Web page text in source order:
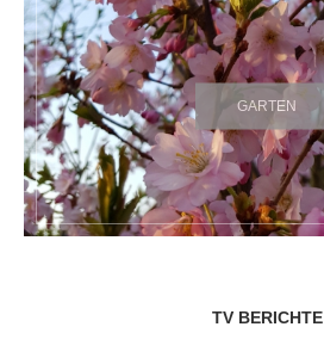
GARTEN
TV BERICHTE